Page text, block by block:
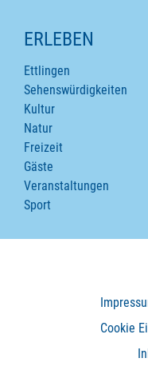
ERLEBEN
Ettlingen
Sehenswürdigkeiten
Kultur
Natur
Freizeit
Gäste
Veranstaltungen
Sport
Cookie